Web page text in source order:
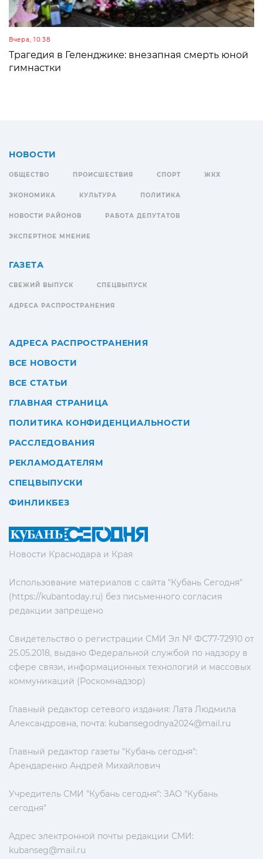
Вчера, 10:38
Трагедия в Геленджике: внезапная смерть юной
гимнастки
Новости Краснодара и Края
Использование материалов с сайта "Кубань Сегодня"
(https://kubantoday.ru) без письменного согласия
редакции запрещено
Свидетельство о регистрации СМИ Эл № ФС77-72910 от
25.05.2018, выдано Федеральной службой по надзору в
сфере связи, информационных технологий и массовых
коммуникаций (Роскомнадзор)
Главный редактор сетевого издания: Лата Людмила
Александровна, почта: kubansegodnya2024@mail.ru
Главный редактор газеты "Кубань сегодня":
Арендаренко Андрей Михайлович
Учредитель СМИ "Кубань сегодня": ЗАО "Кубань
сегодня"
Адрес электронной почты редакции СМИ:
kubanseg@mail.ru
НОВОСТИ
ОБЩЕСТВО ПРОИСШЕСТВИЯ СПОРТ ЖКХ
ЭКОНОМИКА КУЛЬТУРА ПОЛИТИКА
НОВОСТИ РАЙОНОВ РАБОТА ДЕПУТАТОВ
ЭКСПЕРТНОЕ МНЕНИЕ
ГАЗЕТА
СВЕЖИЙ ВЫПУСК СПЕЦВЫПУСК
АДРЕСА РАСПРОСТРАНЕНИЯ
АДРЕСА РАСПРОСТРАНЕНИЯ
ВСЕ НОВОСТИ
ВСЕ СТАТЬИ
ГЛАВНАЯ СТРАНИЦА
ПОЛИТИКА КОНФИДЕНЦИАЛЬНОСТИ
РАССЛЕДОВАНИЯ
РЕКЛАМОДАТЕЛЯМ
СПЕЦВЫПУСКИ
ФИНЛИКБЕЗ